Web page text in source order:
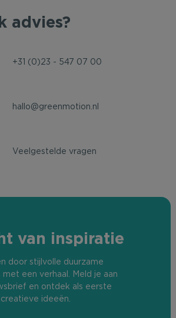
advies?
+31 (0)23 - 547 07 00
hallo@greenmotion.nl
Veelgestelde vragen
van inspiratie
door stijlvolle duurzame
een verhaal. Meld je aan
en ontdek als eerste
ideeën.